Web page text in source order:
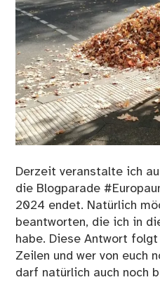
Derzeit veranstalte ich
die Blogparade
2024 endet. Natürlich
beantworten, die ich in
habe. Diese Antwort
Zeilen und wer von euch
darf natürlich auch noch